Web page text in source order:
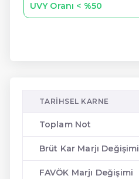
UVY Oranı < %50
TARIHSEL KARNE
Toplam Not
Brüt Kar Marjı Değişimi
FAVÖK Marjı Değişimi